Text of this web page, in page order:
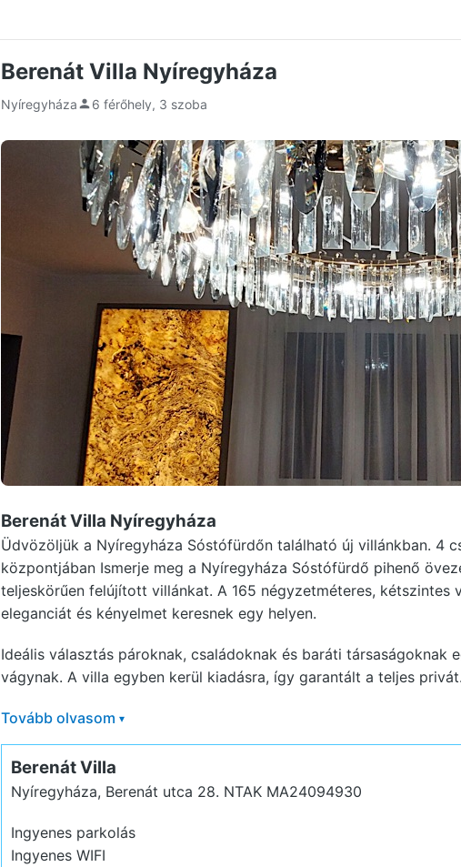
Berenát Villa Nyíregyháza
Nyíregyháza 6 férőhely, 3 szoba
Berenát Villa Nyíregyháza
Üdvözöljük a Nyíregyháza Sóstófürdőn található új villánkban. 4
központjában Ismerje meg a Nyíregyháza Sóstófürdő pihenő
teljeskörűen felújított villánkat. A 165 négyzetméteres, kétszintes
eleganciát és kényelmet keresnek egy helyen.
Ideális választás pároknak, családoknak és baráti társaságoknak
vágynak. A villa egyben kerül kiadásra, így garantált a teljes
Tovább olvasom ▾
Berenát Villa
Nyíregyháza, Berenát utca 28. NTAK MA24094930
Ingyenes parkolás
Ingyenes WIFI